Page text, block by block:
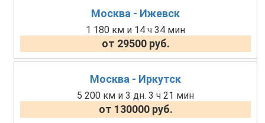
Москва - Ижевск
1 180 км и 14 ч 34 мин
от 29500 руб.
Москва - Иркутск
5 200 км и 3 дн. 3 ч 21 мин
от 130000 руб.